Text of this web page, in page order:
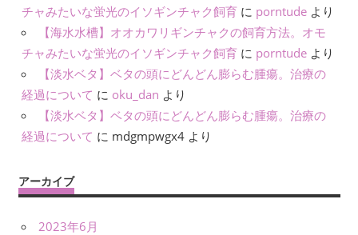
チャみたいな蛍光のイソギンチャク飼育 に porntude より
【海水水槽】オオカワリギンチャクの飼育方法。オモ
チャみたいな蛍光のイソギンチャク飼育 に porntude より
【淡水ベタ】ベタの頭にどんどん膨らむ腫瘍。治療の
経過について に oku_dan より
【淡水ベタ】ベタの頭にどんどん膨らむ腫瘍。治療の
経過について に mdgmpwgx4 より
アーカイブ
2023年6月